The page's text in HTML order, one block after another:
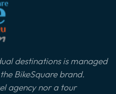
destinations is managed
BikeSquare brand.
agency nor a tour